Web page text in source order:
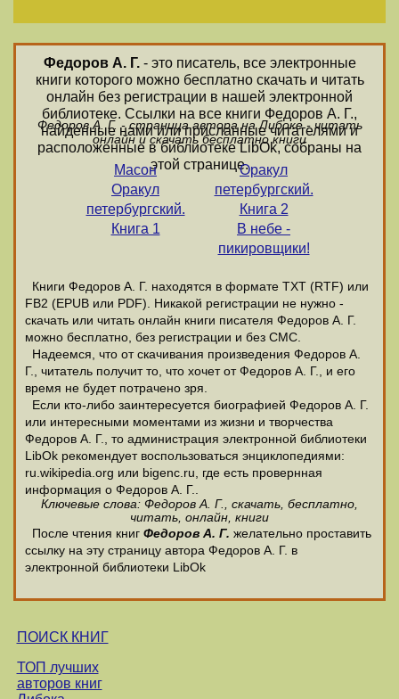
Федоров А. Г.- это писатель, все электронные
книги которого можно бесплатно скачать и читать
онлайн без регистрации в нашей электронной
библиотеке. Ссылки на все книги Федоров А. Г.,
найденные нами или присланные читателями и
расположенные в библиотеке LibOk, собраны на
этой странице.
Федоров А. Г. - страница автора на Либоке - читать
онлайн и скачать бесплатно книги
Масон
Оракул
петербургский.
Книга 1
Оракул
петербургский.
Книга 2
В небе -
пикировщики!
Книги Федоров А. Г. находятся в формате ТХТ (RTF) или
FB2 (EPUB или PDF). Никакой регистрации не нужно -
скачать или читать онлайн книги писателя Федоров А. Г.
можно бесплатно, без регистрации и без СМС.
Надеемся, что от скачивания произведения Федоров А.
Г., читатель получит то, что хочет от Федоров А. Г., и его
время не будет потрачено зря.
Если кто-либо заинтересуется биографией Федоров А. Г.
или интересными моментами из жизни и творчества
Федоров А. Г., то администрация электронной библиотеки
LibOk рекомендует воспользоваться энциклопедиями:
ru.wikipedia.org или bigenc.ru, где есть провернная
информация о Федоров А. Г..
Ключевые слова: Федоров А. Г., скачать, бесплатно,
читать, онлайн, книги
После чтения книг Федоров А. Г. желательно проставить
ссылку на эту страницу автора Федоров А. Г. в
электронной библиотеки LibOk
ПОИСК КНИГ
ТОП лучших
авторов книг